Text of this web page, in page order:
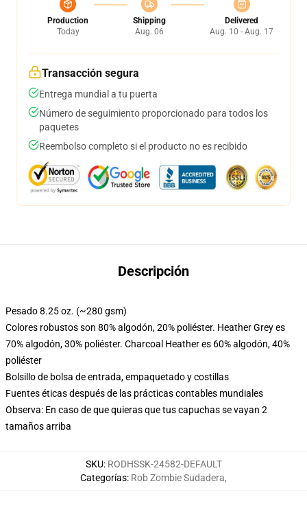
Production
Today
Shipping
Aug. 06
Delivered
Aug. 10 - Aug. 17
Transacción segura
Entrega mundial a tu puerta
Número de seguimiento proporcionado para todos los
paquetes
Reembolso completo si el producto no es recibido
Descripción
Pesado 8.25 oz. (~280 gsm)
Colores robustos son 80% algodón, 20% poliéster. Heather Grey es
70% algodón, 30% poliéster. Charcoal Heather es 60% algodón, 40%
poliéster
Bolsillo de bolsa de entrada, empaquetado y costillas
Fuentes éticas después de las prácticas contables mundiales
Observa: En caso de que quieras que tus capuchas se vayan 2
tamaños arriba
SKU: RODHSSK-24582-DEFAULT
Categorías: Rob Zombie Sudadera,